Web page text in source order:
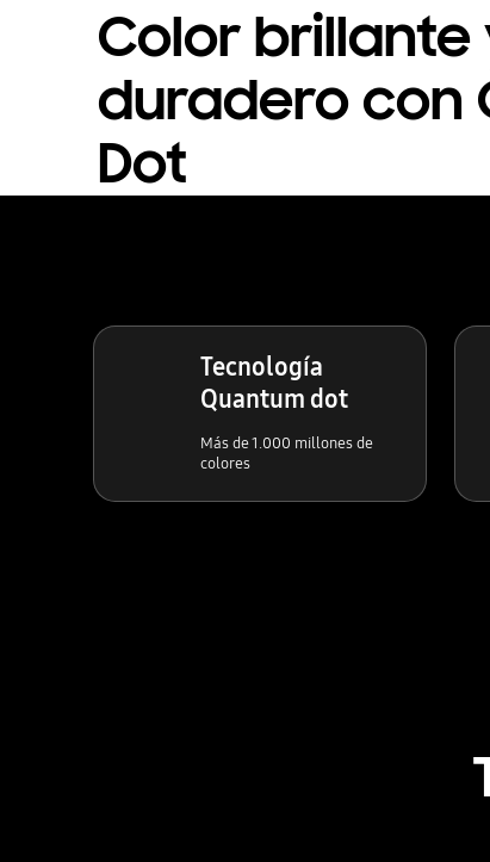
Color brillante
duradero con
Dot
Tecnología
Quantum dot
Más de 1.000 millones de
colores